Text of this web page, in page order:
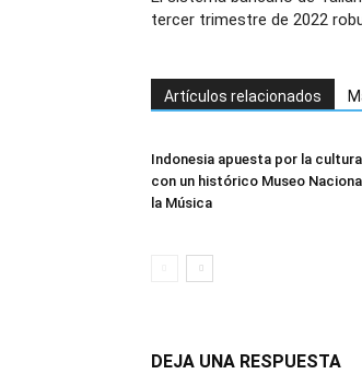
tercer trimestre de 2022
Artículos relacionados
Indonesia apuesta por la cultura
con un histórico Museo
la Música
DEJA UNA RESPUESTA